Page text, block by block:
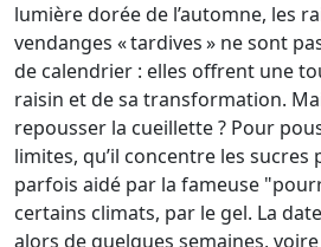
lumière dorée de l’automne, les
vendanges « tardives » ne sont
de calendrier : elles offrent une
raisin et de sa transformation.
repousser la cueillette ? Pour
limites, qu’il concentre les
parfois aidé par la fameuse
certains climats, par le gel. La
alors de quelques semaines,